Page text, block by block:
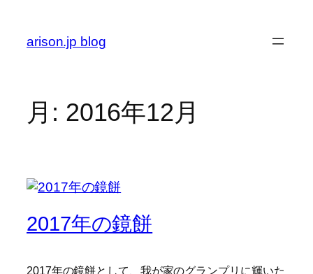
arison.jp blog
月: 2016年12月
2017年の鏡餅
2017年の鏡餅として、我が家のグランプリに輝いた